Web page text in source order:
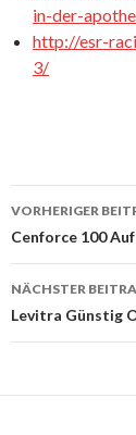
in-der-
http://esr-
3/
Beitrags-
VORHERIGER
Cenforce 100
NÄCHSTER
Levitra Günstig